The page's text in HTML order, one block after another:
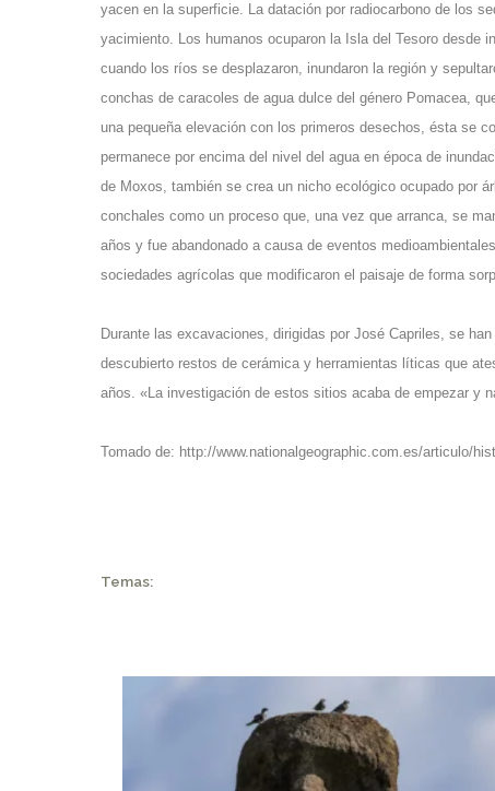
yacen en la superficie. La datación por radiocarbono de los
yacimiento. Los humanos ocuparon la Isla del Tesoro desde
cuando los ríos se desplazaron, inundaron la región y
conchas de caracoles de agua dulce del género Pomacea,
una pequeña elevación con los primeros desechos, ésta se
permanece por encima del nivel del agua en época de
de Moxos, también se crea un nicho ecológico ocupado por
conchales como un proceso que, una vez que arranca, se
años y fue abandonado a causa de eventos
sociedades agrícolas que modificaron el paisaje de forma
Durante las excavaciones, dirigidas por José Capriles, se
descubierto restos de cerámica y herramientas líticas que
años. «La investigación de estos sitios acaba de empezar y
Tomado de: http://www.nationalgeographic.com.es/articulo/
Temas: